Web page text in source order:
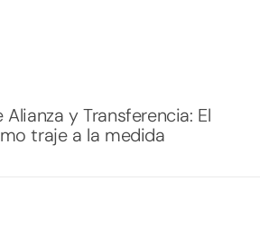
y Transferencia: El
traje a la medida